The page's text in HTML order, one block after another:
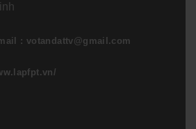
: votandattv@gmail.com